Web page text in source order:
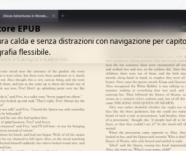
EPUB
calda e senza distrazioni con navigazione per
flessibile.